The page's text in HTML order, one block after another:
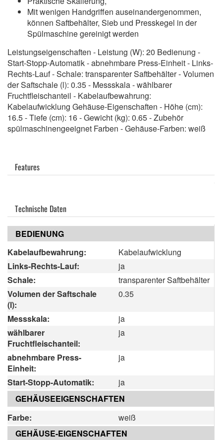
Mit wenigen Handgriffen auseinandergenommen,
können Saftbehälter, Sieb und Presskegel in der
Spülmaschine gereinigt werden
Leistungseigenschaften - Leistung (W): 20 Bedienung -
Start-Stopp-Automatik - abnehmbare Press-Einheit - Links-
Rechts-Lauf - Schale: transparenter Saftbehälter - Volumen
der Saftschale (l): 0.35 - Messskala - wählbarer
Fruchtfleischanteil - Kabelaufbewahrung:
Kabelaufwicklung Gehäuse-Eigenschaften - Höhe (cm):
16.5 - Tiefe (cm): 16 - Gewicht (kg): 0.65 - Zubehör
spülmaschinengeeignet Farben - Gehäuse-Farben: weiß
Features
Technische Daten
BEDIENUNG
Kabelaufbewahrung:
Kabelaufwicklung
Links-Rechts-Lauf:
ja
Schale:
transparenter Saftbehälter
Volumen der Saftschale
(l):
0.35
Messskala:
ja
wählbarer
Fruchtfleischanteil:
ja
abnehmbare Press-
Einheit:
ja
Start-Stopp-Automatik:
ja
GEHÄUSEEIGENSCHAFTEN
Farbe:
weiß
GEHÄUSE-EIGENSCHAFTEN